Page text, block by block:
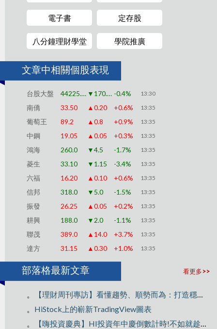
電子書 定存股
八分鐘理財學堂 學院推廣
文章中相關個股表現
台股大盤 44225.91 ▼170.79 -0.4% 13:30
南僑 33.50 ▲0.20 +0.6% 13:35
葡萄王 89.2 ▲0.8 +0.9% 13:35
中鋼 19.05 ▲0.05 +0.3% 13:35
鴻海 260.0 ▼4.5 -1.7% 13:35
菱生 33.10 ▼1.15 -3.4% 13:35
六福 16.20 ▲0.10 +0.6% 13:35
信邦 318.0 ▼5.0 -1.5% 13:35
振發 26.25 ▲0.05 +0.2% 13:35
耕興 188.0 ▼2.0 -1.1% 13:35
聯茂 389.0 ▲14.0 +3.7% 13:35
達方 31.15 ▲0.30 +1.0% 13:35
看更多>>
部落格最新文章
。
【理財周刊專訪】看懂趨勢、順勢而為：打造穩定獲利的交易思維
。 HiStock上的嶄新TradingView圖表
。
【嗨投資慶典】HI投資年中慶倒數計時!不如就趁雙十衝一波~